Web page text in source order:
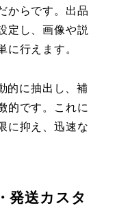
からです。出品
定し、画像や説
行えます。
的に抽出し、補
的です。これに
に抑え、迅速な
発送カスタ